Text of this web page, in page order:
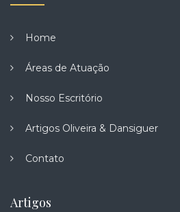
Home
Áreas de Atuação
Nosso Escritório
Artigos Oliveira & Dansiguer
Contato
Artigos